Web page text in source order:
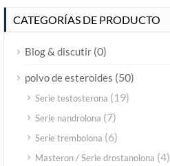
CATEGORÍAS DE PRODUCTO
Blog & discutir (0)
polvo de esteroides (50)
Serie testosterona (19)
Serie nandrolona (7)
Serie trembolona (6)
Masteron / Serie drostanolona (4)